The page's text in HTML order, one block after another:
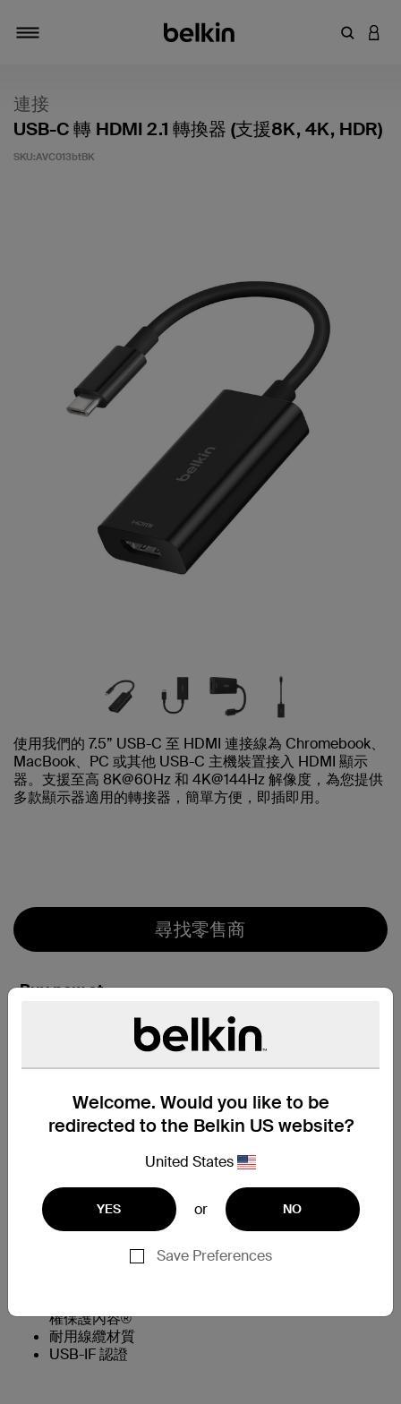
輸入關鍵
登入
Welcome. Would you like to be
redirected to the Belkin US website?
United States
YES or NO
Save Preferences
連接
USB-C 轉 HDMI 2.1 轉換器 (支援8K, 4K, HDR)
SKU:AVC013btBK
使用我們的 7.5” USB-C 至 HDMI 連接線為 Chromebook、
MacBook、PC 或其他 USB-C 主機裝置接入 HDMI 顯示
器。支援至高 8K@60Hz 和 4K@144Hz 解像度，為您提供
多款顯示器適用的轉接器，簡單方便，即插即用。
尋找零售商
Buy now at
Belkin HK eShop
特色一覽
支援至高 8K @60Hz 和 4K @144Hz
系有 USB-C 連接線
權保護內容®
耐用線纜材質
USB-IF 認證